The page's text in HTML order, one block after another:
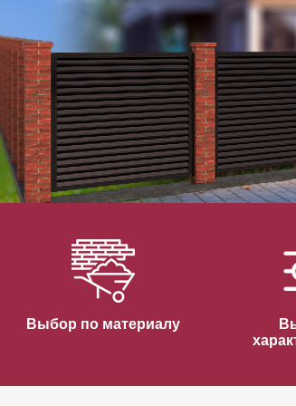
Горизонтальные заборы
Высокие заборы
Красивые, дизайнерские заборы
ВЫБОР ПО СПОСОБУ МОНТАЖА
Заборы под ключ
Готовые заборы
Быстровозводимые заборы
Выбор по материалу